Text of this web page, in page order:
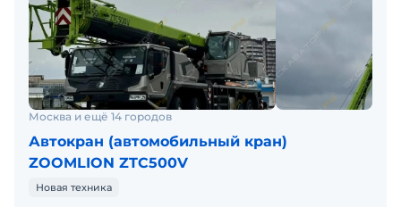
Москва и ещё 14 городов
Автокран (автомобильный кран)
ZOOMLION ZTC500V
Новая техника